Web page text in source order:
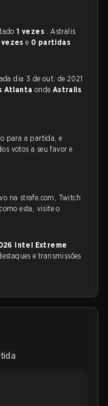
1 vezes . Astralis
vezese 0 partidas
dia 3 de out. de 2021
Atlanta onde Astralis
para a partida, e
votos a seu favor e
na strafe.com, Twitch
esta, visite o
Intel Extreme
e transmissões